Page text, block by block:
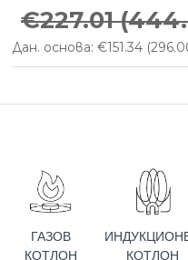
€227.01
Дан. основа: €151.34
ГАЗОВ
КОТЛОН
КОТЛОН